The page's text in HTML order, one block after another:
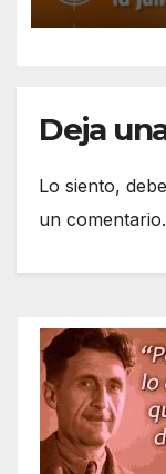
Deja
Lo siento,
un comentario.